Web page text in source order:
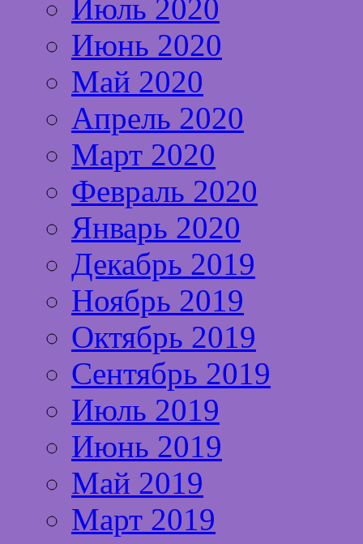
Июль 2020
Июнь 2020
Май 2020
Апрель 2020
Март 2020
Февраль 2020
Январь 2020
Декабрь 2019
Ноябрь 2019
Октябрь 2019
Сентябрь 2019
Июль 2019
Июнь 2019
Май 2019
Март 2019